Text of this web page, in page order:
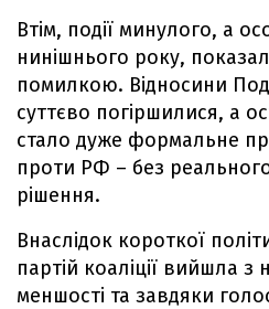
Втім, події минулого, а
нинішнього року,
помилкою. Відносини
суттєво погіршилися, а
стало дуже формальне
проти РФ – без
рішення.
Внаслідок короткої
партій коаліції вийшла з
меншості та завдяки